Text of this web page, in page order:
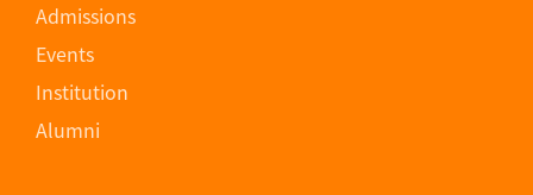
Admissions
Events
Institution
Alumni